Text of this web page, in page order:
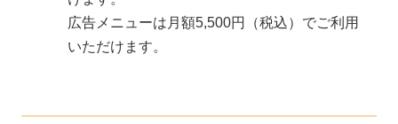
広告メニューは月額5,500円（税込）でご利用
いただけます。